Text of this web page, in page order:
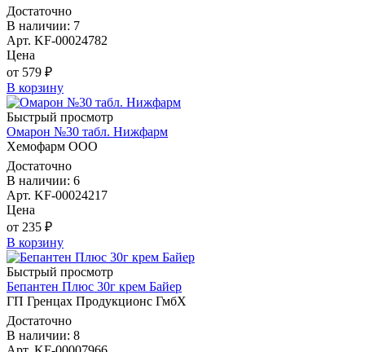
Достаточно
В наличии: 7
Арт. KF-00024782
Цена
от 579 ₽
В корзину
Быстрый просмотр
Омарон №30 табл. Нижфарм
Хемофарм ООО
Достаточно
В наличии: 6
Арт. KF-00024217
Цена
от 235 ₽
В корзину
Быстрый просмотр
Бепантен Плюс 30г крем Байер
ГП Гренцах Продукционс ГмбХ
Достаточно
В наличии: 8